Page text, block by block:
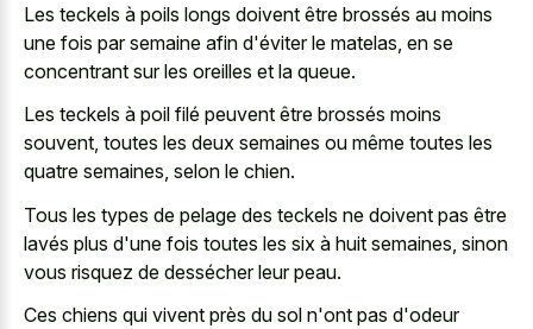
Les teckels à poils longs doivent être brossés au moins
une fois par semaine afin d'éviter le matelas, en se
concentrant sur les oreilles et la queue.
Les teckels à poil filé peuvent être brossés moins
souvent, toutes les deux semaines ou même toutes les
quatre semaines, selon le chien.
Tous les types de pelage des teckels ne doivent pas être
lavés plus d'une fois toutes les six à huit semaines, sinon
vous risquez de dessécher leur peau.
Ces chiens qui vivent près du sol n'ont pas d'odeur